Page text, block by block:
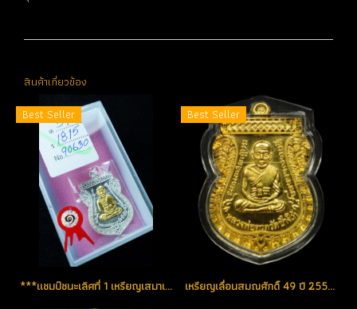
สินค้าเกี่ยวข้อง
Best Seller
***แชมป์ชนะเลิศที่ 1 เหรียญเสมาเลื่อนสมณศักดิ์ 49 ปี 2553...1 ใน 199 เหรียญ เนื้อเงินหน้ากากทองคำ หมายเลข 25 (ขายแล้ว)
Best Seller
เหรียญเลื่อนสมณศักดิ์ 49 ปี 2553 เนื้อทองคำ No.42 สวยแชมป์ (ขายแล้ว)